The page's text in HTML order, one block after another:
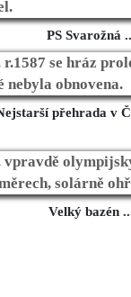
PS Svarožná
přehrada v
Velký bazén